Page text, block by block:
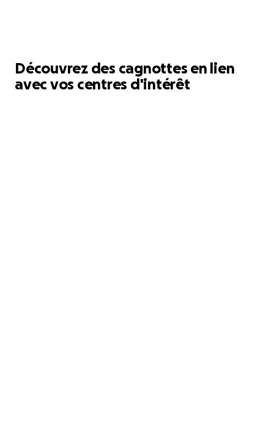
Découvrez des cagnottes en lien
avec vos centres d'intérêt